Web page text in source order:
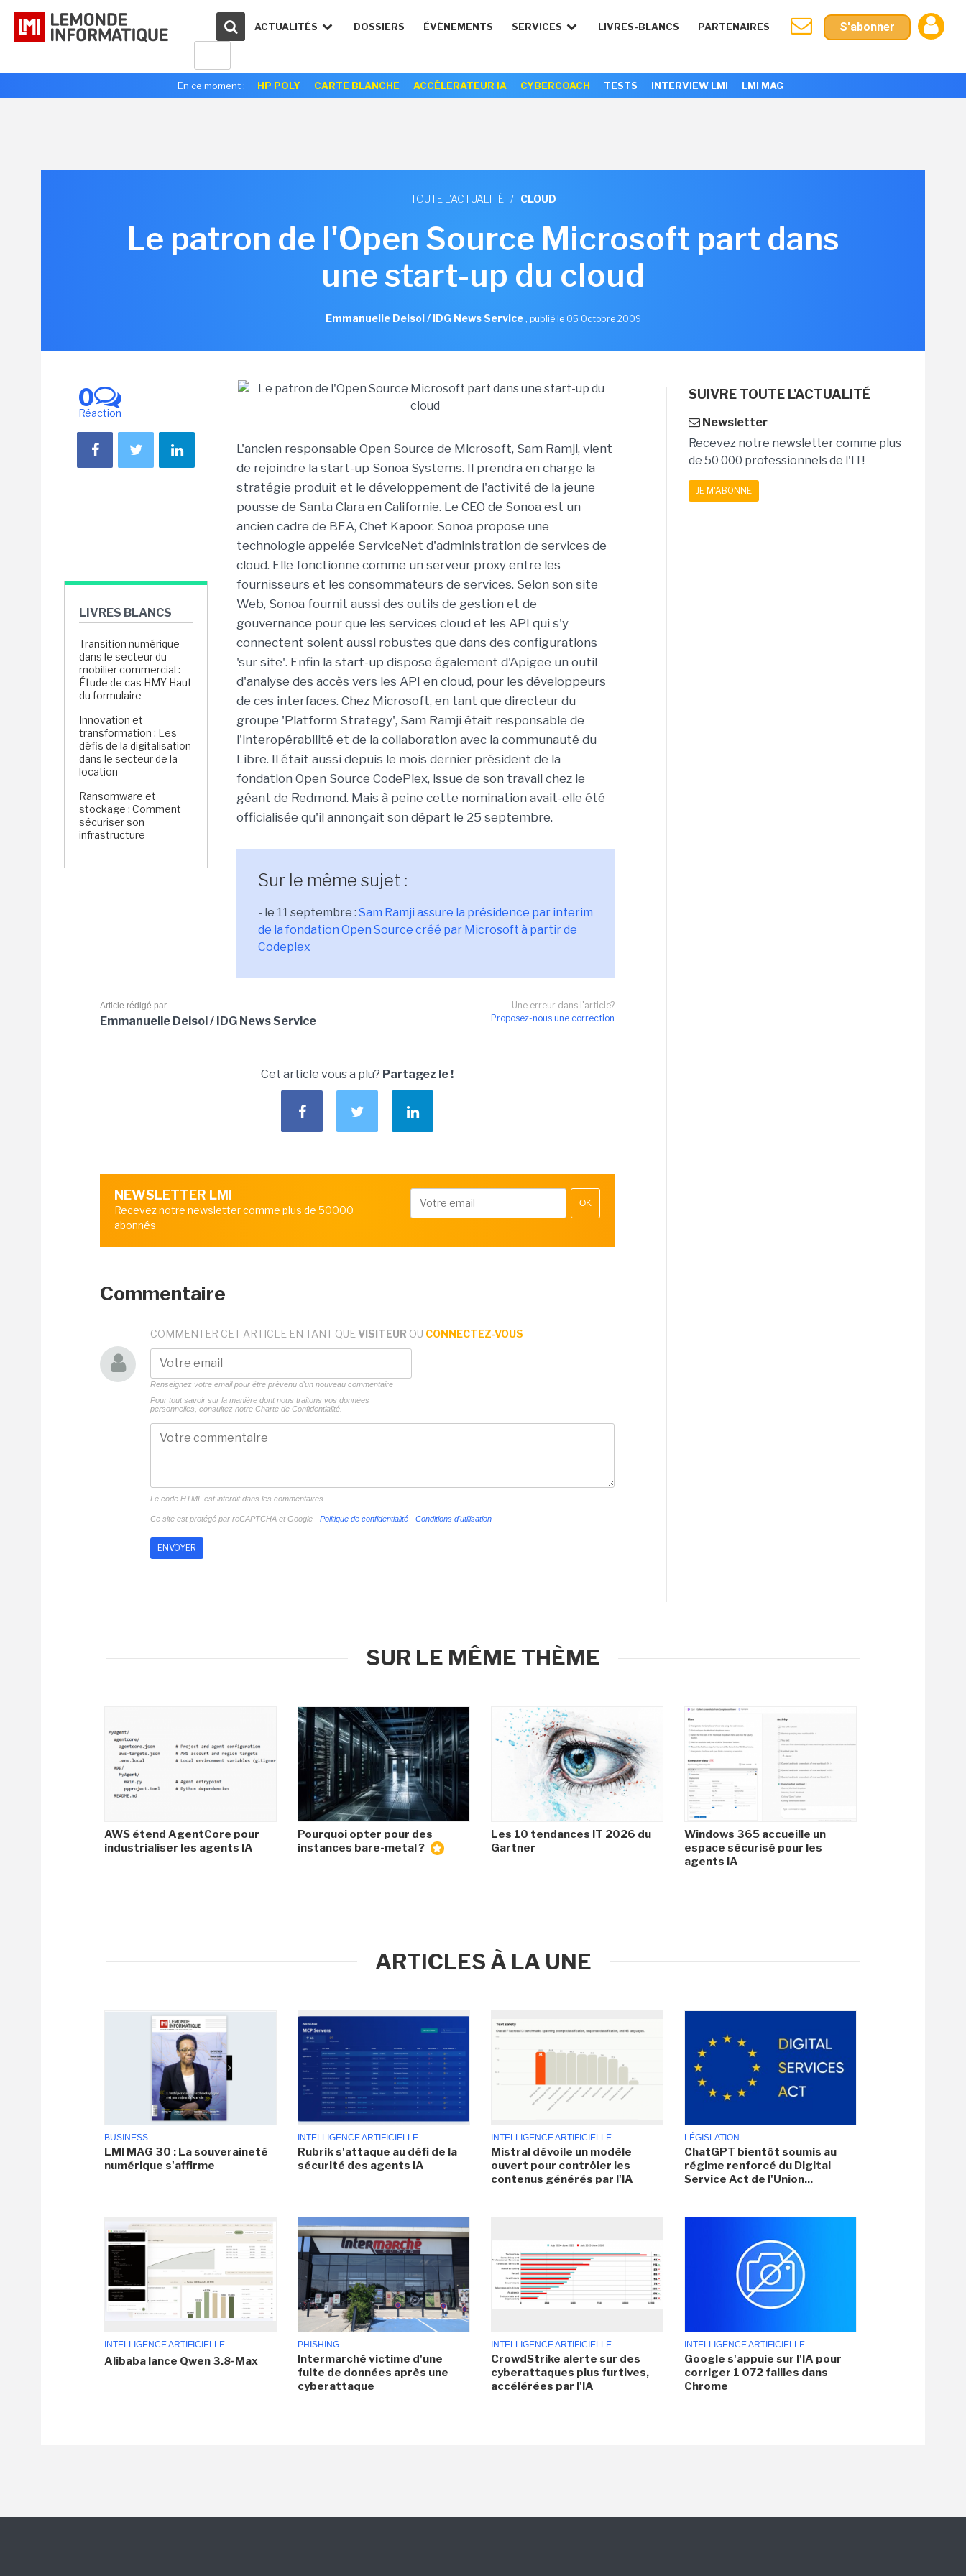
ACTUALITÉS DOSSIERS ÉVÉNEMENTS SERVICES LIVRES-BLANCS PARTENAIRES S'abonner
En ce moment : HP POLY CARTE BLANCHE ACCÉLERATEUR IA CYBERCOACH TESTS INTERVIEW LMI LMI MAG
TOUTE L'ACTUALITÉ / CLOUD
Le patron de l'Open Source Microsoft part dans
une start-up du cloud
Emmanuelle Delsol / IDG News Service, publié le 05 Octobre 2009
0
Réaction
LIVRES BLANCS
Transition numérique
dans le secteur du
mobilier commercial :
Étude de cas HMY Haut
du formulaire
Innovation et
transformation : Les
défis de la digitalisation
dans le secteur de la
location
Ransomware et
stockage : Comment
sécuriser son
infrastructure
L'ancien responsable Open Source de Microsoft, Sam Ramji, vient
de rejoindre la start-up Sonoa Systems. Il prendra en charge la
stratégie produit et le développement de l'activité de la jeune
pousse de Santa Clara en Californie. Le CEO de Sonoa est un
ancien cadre de BEA, Chet Kapoor. Sonoa propose une
technologie appelée ServiceNet d'administration de services de
cloud. Elle fonctionne comme un serveur proxy entre les
fournisseurs et les consommateurs de services. Selon son site
Web, Sonoa fournit aussi des outils de gestion et de
gouvernance pour que les services cloud et les API qui s'y
connectent soient aussi robustes que dans des configurations
'sur site'. Enfin la start-up dispose également d'Apigee un outil
d'analyse des accès vers les API en cloud, pour les développeurs
de ces interfaces. Chez Microsoft, en tant que directeur du
groupe 'Platform Strategy', Sam Ramji était responsable de
l'interopérabilité et de la collaboration avec la communauté du
Libre. Il était aussi depuis le mois dernier président de la
fondation Open Source CodePlex, issue de son travail chez le
géant de Redmond. Mais à peine cette nomination avait-elle été
officialisée qu'il annonçait son départ le 25 septembre.
Sur le même sujet :
- le 11 septembre : Sam Ramji assure la présidence par interim
de la fondation Open Source créé par Microsoft à partir de
Codeplex
Une erreur dans l'article?
Proposez-nous une correction
Article rédigé par
Emmanuelle Delsol / IDG News Service
Cet article vous a plu? Partagez le !
NEWSLETTER LMI
Recevez notre newsletter comme plus de 50000
abonnés
OK
Commentaire
COMMENTER CET ARTICLE EN TANT QUE VISITEUR OU CONNECTEZ-VOUS
Renseignez votre email pour être prévenu d'un nouveau commentaire
Pour tout savoir sur la manière dont nous traitons vos données
personnelles, consultez notre Charte de Confidentialité.
Le code HTML est interdit dans les commentaires
Ce site est protégé par reCAPTCHA et Google - Politique de confidentialité - Conditions d'utilisation
SUIVRE TOUTE L'ACTUALITÉ
Newsletter
Recevez notre newsletter comme plus
de 50 000 professionnels de l'IT!
JE M'ABONNE
SUR LE MÊME THÈME
AWS étend AgentCore pour
industrialiser les agents IA
Pourquoi opter pour des
instances bare-metal ?
Les 10 tendances IT 2026 du
Gartner
Windows 365 accueille un
espace sécurisé pour les
agents IA
ARTICLES À LA UNE
BUSINESS
LMI MAG 30 : La souveraineté
numérique s'affirme
INTELLIGENCE ARTIFICIELLE
Rubrik s'attaque au défi de la
sécurité des agents IA
INTELLIGENCE ARTIFICIELLE
Mistral dévoile un modèle
ouvert pour contrôler les
contenus générés par l'IA
LÉGISLATION
ChatGPT bientôt soumis au
régime renforcé du Digital
Service Act de l'Union...
INTELLIGENCE ARTIFICIELLE
Alibaba lance Qwen 3.8-Max
PHISHING
Intermarché victime d'une
fuite de données après une
cyberattaque
INTELLIGENCE ARTIFICIELLE
CrowdStrike alerte sur des
cyberattaques plus furtives,
accélérées par l'IA
INTELLIGENCE ARTIFICIELLE
Google s'appuie sur l'IA pour
corriger 1 072 failles dans
Chrome